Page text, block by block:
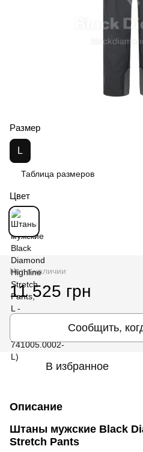
Размер
L
Таблица размеров
Цвет
Нет в наличии
11 525 грн
Сообщить,
В избранное
Описание
Штаны мужские Black
Stretch Pants